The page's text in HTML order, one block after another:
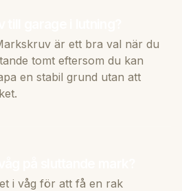
är ett bra val när du
tomt eftersom du kan
en stabil grund utan att
i våg för att få en rak